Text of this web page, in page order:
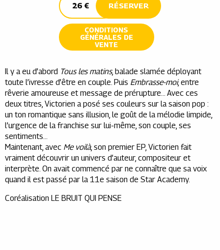
26 € RÉSERVER
CONDITIONS
GÉNÉRALES DE
VENTE
Il y a eu d’abord Tous les matins, balade slamée déployant
toute l’ivresse d’être en couple. Puis Embrasse-moi, entre
rêverie amoureuse et message de prérupture… Avec ces
deux titres, Victorien a posé ses couleurs sur la saison pop :
un ton romantique sans illusion, le goût de la mélodie limpide,
l’urgence de la franchise sur lui-même, son couple, ses
sentiments…
Maintenant, avec Me voilà, son premier EP, Victorien fait
vraiment découvrir un univers d’auteur, compositeur et
interprète. On avait commencé par ne connaître que sa voix
quand il est passé par la 11e saison de Star Academy.
Coréalisation LE BRUIT QUI PENSE